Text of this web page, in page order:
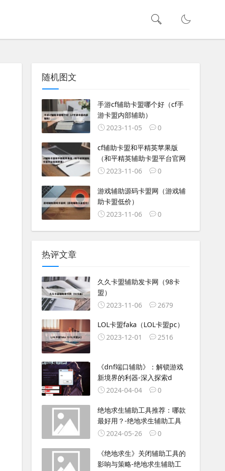
随机图文
手游cf辅助卡盟哪个好（cf手
游卡盟内部辅助）
2023-11-05
0
cf辅助卡盟和平精英苹果版
（和平精英辅助卡盟平台官网
2023-11-06
0
游戏辅助源码卡盟网（游戏辅
助卡盟低价）
2023-11-06
0
热评文章
久久卡盟辅助发卡网（98卡
盟）
2023-11-06
2679
LOL卡盟faka（LOL卡盟pc）
2023-12-01
2516
《dnf端口辅助》：解锁游戏
新境界的利器-深入探索d
2024-04-04
0
绝地求生辅助工具推荐：哪款
最好用？-绝地求生辅助工具
2024-05-26
0
《绝地求生》关闭辅助工具的
影响与策略-绝地求生辅助工